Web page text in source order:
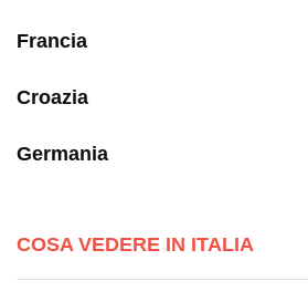
Francia
Croazia
Germania
COSA VEDERE IN ITALIA